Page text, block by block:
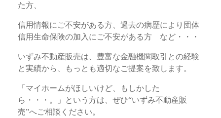
た方、
信用情報にご不安がある方、過去の病歴により団体
信用生命保険の加入にご不安がある方 など・・・
いずみ不動産販売は、豊富な金融機関取引との経験
と実績から、もっとも適切なご提案を致します。
「マイホームがほしいけど、もしかした
ら・・・。」という方は、ぜひ“いずみ不動産販
売”へご相談ください。